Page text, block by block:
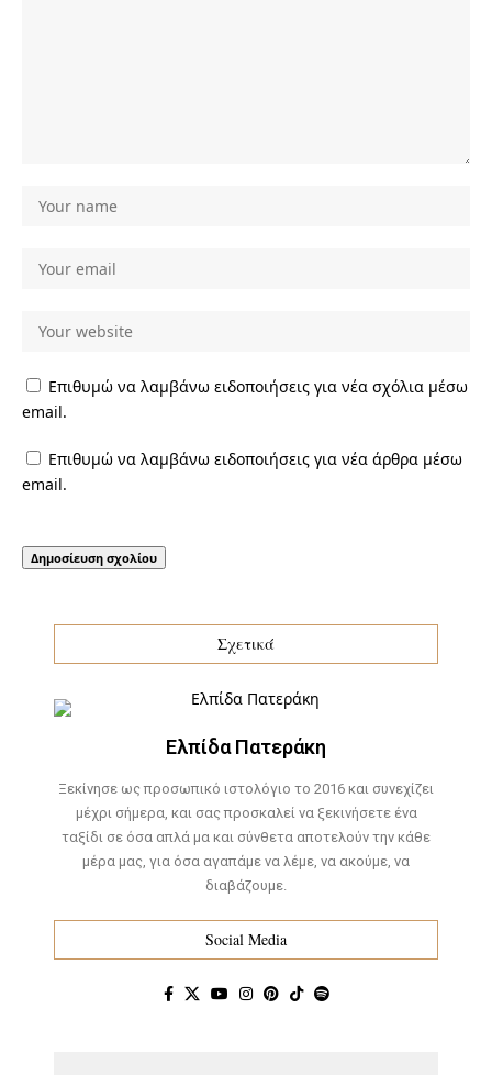
Επιθυμώ να λαμβάνω ειδοποιήσεις για νέα σχόλια μέσω
email.
Επιθυμώ να λαμβάνω ειδοποιήσεις για νέα άρθρα μέσω
email.
Σχετικά
Ελπίδα Πατεράκη
Ξεκίνησε ως προσωπικό ιστολόγιο το 2016 και συνεχίζει
μέχρι σήμερα, και σας προσκαλεί να ξεκινήσετε ένα
ταξίδι σε όσα απλά μα και σύνθετα αποτελούν την κάθε
μέρα μας, για όσα αγαπάμε να λέμε, να ακούμε, να
διαβάζουμε.
Social Media